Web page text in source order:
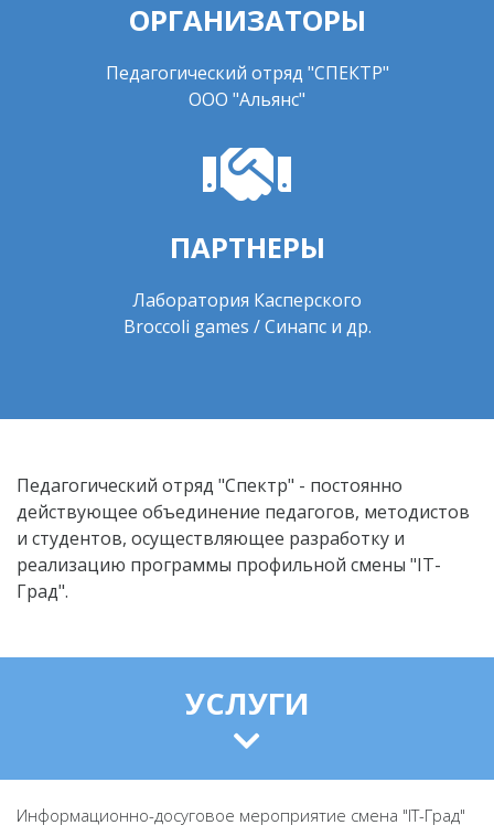
ОРГАНИЗАТОРЫ
Педагогический отряд "СПЕКТР"
ООО "Альянс"
ПАРТНЕРЫ
Лаборатория Касперского
Broccoli games / Синапс и др.
Педагогический отряд "Спектр" - постоянно
действующее объединение педагогов, методистов
и студентов, осуществляющее разработку и
реализацию программы профильной смены "IT-
Град".
УСЛУГИ
Информационно-досуговое мероприятие смена "IT-Град"